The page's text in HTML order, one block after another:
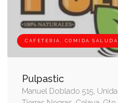
CAFETERIA, COMIDA
Pulpastic
Manuel Doblado 515,